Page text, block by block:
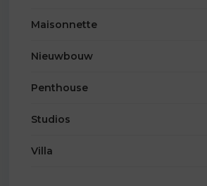
Maisonnette
Nieuwbouw
Penthouse
Studios
Villa